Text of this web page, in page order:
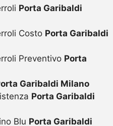
Porta Garibaldi
Costo Porta Garibaldi
Preventivo Porta
Garibaldi Milano
Porta Garibaldi
Blu Porta Garibaldi